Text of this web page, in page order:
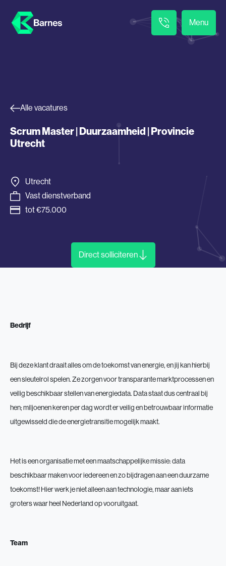
Menu
Alle vacatures
Scrum Master | Duurzaamheid | Provincie
Utrecht
Utrecht
Vast dienstverband
tot €75.000
Direct solliciteren
Bedrijf
Bij deze klant draait alles om de toekomst van energie, en jij kan hierbij
een sleutelrol spelen. Ze zorgen voor transparante marktprocessen en
veilig beschikbaar stellen van energiedata. Data staat dus centraal bij
hen; miljoenen keren per dag wordt er veilig en betrouwbaar informatie
uitgewisseld die de energietransitie mogelijk maakt.
Het is een organisatie met een maatschappelijke missie: data
beschikbaar maken voor iedereen en zo bijdragen aan een duurzame
toekomst! Hier werk je niet alleen aan technologie, maar aan iets
groters waar heel Nederland op vooruitgaat.
Team